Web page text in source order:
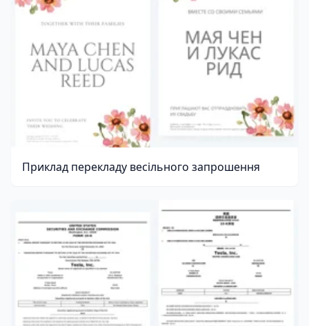
Приклад перекладу весільного запрошення